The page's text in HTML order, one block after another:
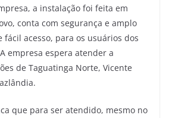
a instalação foi feita em
conta com segurança e amplo
fácil acesso, para os usuários dos
empresa espera atender a
de Taguatinga Norte, Vicente
que para ser atendido, mesmo no